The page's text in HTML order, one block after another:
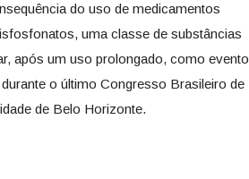
do uso de medicamentos
uma classe de substâncias
após um uso prolongado, como evento
o último Congresso Brasileiro de
de Belo Horizonte.